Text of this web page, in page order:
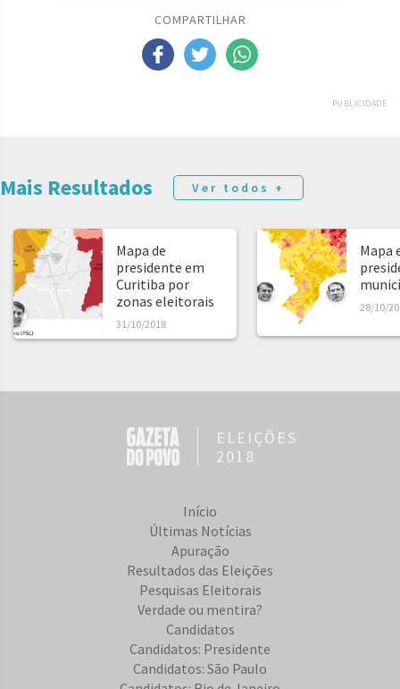
COMPARTILHAR
PUBLICIDADE
Mais Resultados Ver todos +
Mapa de
presidente em
Curitiba por
zonas eleitorais
31/10/2018
Mapa
28/10/
ELEIÇÕES
2018
Início
Últimas Notícias
Apuração
Resultados das Eleições
Pesquisas Eleitorais
Verdade ou mentira?
Candidatos
Candidatos: Presidente
Candidatos: São Paulo